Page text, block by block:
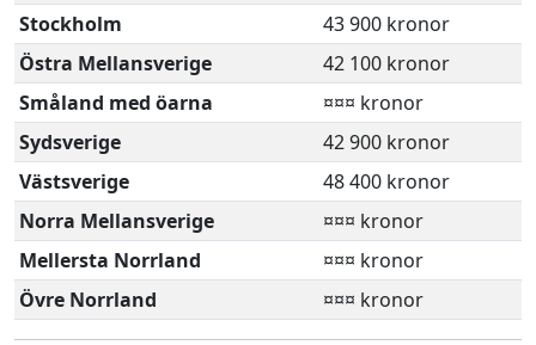
Stockholm
43 900 kronor
Östra Mellansverige
42 100 kronor
Småland med öarna
¤¤¤ kronor
Sydsverige
42 900 kronor
Västsverige
48 400 kronor
Norra Mellansverige
¤¤¤ kronor
Mellersta Norrland
¤¤¤ kronor
Övre Norrland
¤¤¤ kronor